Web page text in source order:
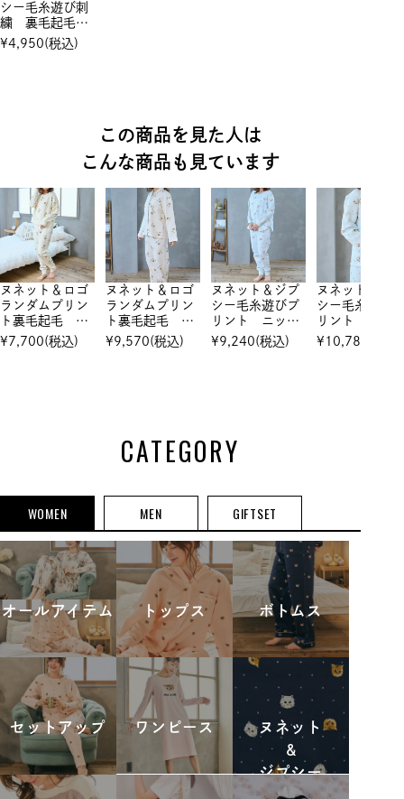
シー毛糸遊び刺
繍 裏毛起毛
トップス
¥4,950(税込)
この商品を見た人は
こんな商品も見ています
ヌネット＆ロゴ
ランダムプリン
ト裏毛起毛 セ
ットアップ
¥ 7,700(税込)
ヌネット＆ロゴ
ランダムプリン
ト裏毛起毛 セ
ットアップ
¥9,570(税込)
ヌネット＆ジプ
シー毛糸遊びプ
リント ニット
キルト セット
アップ
¥9,240(税込)
ヌネット＆ジプ
シー毛糸遊びプ
リント ニット
キルト セット
アップ
¥ 10,780
CATEGORY
WOMEN MEN GIFTSET
オールアイテム トップス ボトムス
セットアップ ワンピース
ヌネット
&
ジプシー